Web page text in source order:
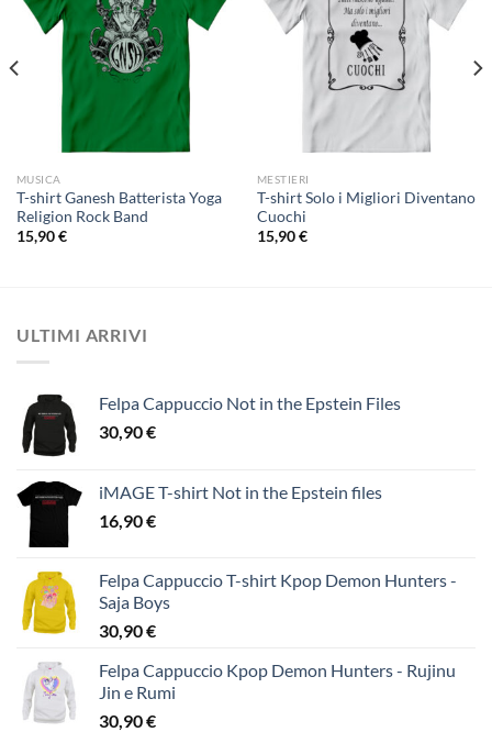
MUSICA
T-shirt Ganesh Batterista Yoga
Religion Rock Band
15,90€
MESTIERI
T-shirt Solo i Migliori Diventano
Cuochi
15,90€
ULTIMI ARRIVI
Felpa Cappuccio Not in the Epstein Files
30,90€
iMAGE T-shirt Not in the Epstein files
16,90€
Felpa Cappuccio T-shirt Kpop Demon Hunters -
Saja Boys
30,90€
Felpa Cappuccio Kpop Demon Hunters - Rujinu
Jin e Rumi
30,90€